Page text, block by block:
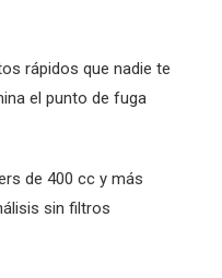
rápidos que nadie te
el punto de fuga
de 400 cc y más
sin filtros